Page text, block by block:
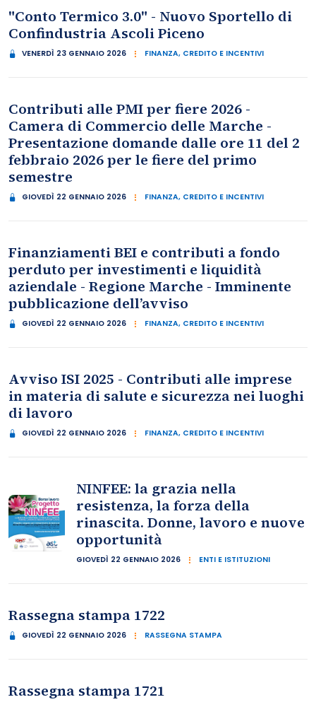
"Conto Termico 3.0" - Nuovo Sportello di
Confindustria Ascoli Piceno
VENERDÌ 23 GENNAIO 2026 FINANZA, CREDITO E INCENTIVI
Contributi alle PMI per fiere 2026 -
Camera di Commercio delle Marche -
Presentazione domande dalle ore 11 del 2
febbraio 2026 per le fiere del primo
semestre
GIOVEDÌ 22 GENNAIO 2026 FINANZA, CREDITO E INCENTIVI
Finanziamenti BEI e contributi a fondo
perduto per investimenti e liquidità
aziendale - Regione Marche - Imminente
pubblicazione dell’avviso
GIOVEDÌ 22 GENNAIO 2026 FINANZA, CREDITO E INCENTIVI
Avviso ISI 2025 - Contributi alle imprese
in materia di salute e sicurezza nei luoghi
di lavoro
GIOVEDÌ 22 GENNAIO 2026 FINANZA, CREDITO E INCENTIVI
NINFEE: la grazia nella
resistenza, la forza della
rinascita. Donne, lavoro e nuove
opportunità
GIOVEDÌ 22 GENNAIO 2026 ENTI E ISTITUZIONI
Rassegna stampa 1722
GIOVEDÌ 22 GENNAIO 2026 RASSEGNA STAMPA
Rassegna stampa 1721